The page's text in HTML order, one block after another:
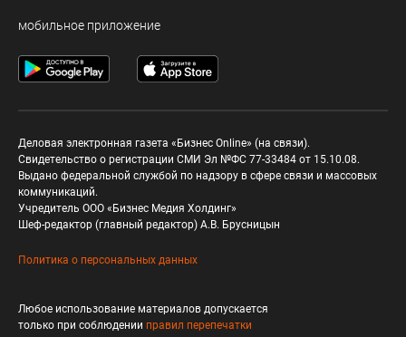
мобильное приложение
Деловая электронная газета «Бизнес Online» (на связи).
Свидетельство о регистрации СМИ Эл №ФС 77-33484 от 15.10.08.
Выдано федеральной службой по надзору в сфере связи и массовых
коммуникаций.
Учредитель ООО «Бизнес Медия Холдинг»
Шеф-редактор (главный редактор) А.В. Брусницын
Политика о персональных данных
Любое использование материалов допускается
только при соблюдении правил перепечатки